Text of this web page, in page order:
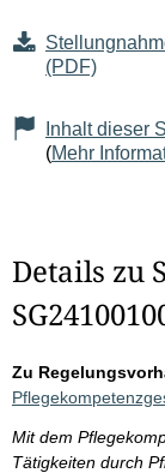
(PDF)
Inhalt dieser
(Mehr
Details zu
Zu
Mit dem
Tätigkeiten durch